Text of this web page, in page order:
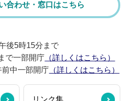
合わせ・窓口はこちら
後5時15分まで
で一部開庁 （詳しくはこちら）
中一部開庁 （詳しくはこちら）
リンク集